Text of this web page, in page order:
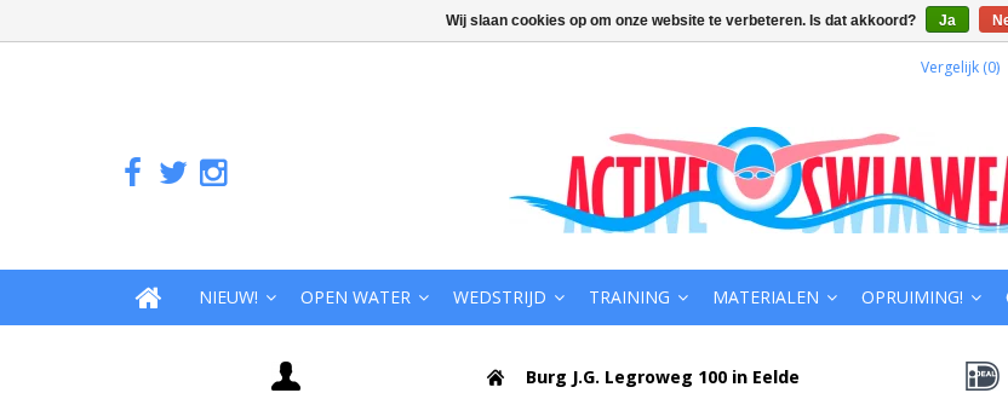
Vergelijk (0)
NIEUW! OPEN WATER WEDSTRIJD TRAINING MATERIALEN OPRUIMING!
Burg J.G. Legroweg 100 in Eelde
Wij slaan cookies op om onze website te verbeteren. Is dat akkoord? Ja